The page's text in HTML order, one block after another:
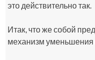
это действительно так.
Итак, что же собой
механизм уменьшения